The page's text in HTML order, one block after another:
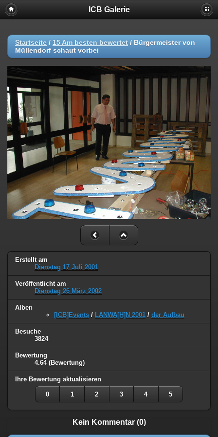
ICB Galerie
Startseite / 15 Am besten bewertet / Bürgermeister von
Müllendorf schaut vorbei
Erstellt am
Dienstag 17 Juli 2001
Veröffentlicht am
Dienstag 26 März 2002
Alben
[ICB]Events / LANWA[H]N 2001 / der Aufbau
Besuche
3824
Bewertung
4.64 (Bewertung)
Ihre Bewertung aktualisieren
0 1 2 3 4 5
Kein Kommentar (0)